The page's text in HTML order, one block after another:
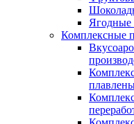
Ягодные
Комплексные